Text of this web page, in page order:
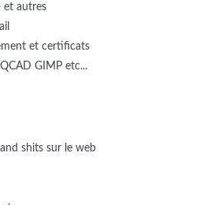
et autres
et certificats
GIMP etc...
shits sur le web